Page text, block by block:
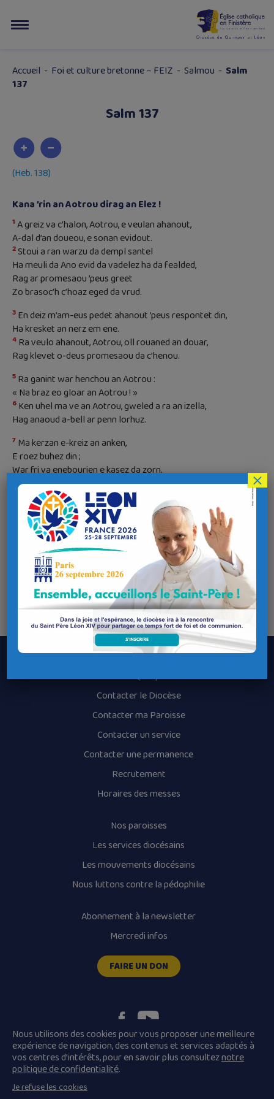
Accueil - Foi et culture bretonne – FEIZ - Salmou - Salm
137
Salm 137
(Heb. 138)
Kana ’rin an Aotrou dirag an Elez !
1 A greiz va c’halon, Aotrou, e veulan ahanout,
A-dal d’an doueou, e sonan evidout.
2Stoui a ran warzu da dempl santel
Ha meuli da Ano evid da vadelez ha da fealded,
Rag ar promesaou ’peus greet
Zo brasoc’h c’hoaz eged da vrud.
3 En deiz m’am-eus pedet ahanout ’peus respontet din,
Ha kresket an nerz em ene.
4 Ra veulo ahanout, Aotrou, oll rouaned an douar,
Rag klevet o-deus promesaou da c’henou.
5 Ra ganint war henchou an Aotrou :
« Na braz eo gloar an Aotrou ! »
6 Ken uhel ma ve an Aotrou, gweled a ra an izella,
Hag anaoud a-bell ar penn lorhuz.
7 Ma kerzan e-kreiz an anken,
E roez buhez din ;
War fri va enebourien e kasez da zorn,
Ha da Zehou a zaveta ahanon.
An Aotrou a ray pep tra evidon :
Aotrou, peurbaduz eo da vadelez !
Na zilez ket oberou da zaouarn.
Aotrou, pep tra ’peus greet evidon,
na zilez ket oberou da zaouarn.
« Ar poblou payan a gerzo ouz sklerijenn kêr zantel Doue
ha rouaned an douar a zegaso dezi o gloar. »(Disk. 21,24)
Le Diocèse de Quimper et Léon
Contacter le Diocèse
Contacter ma Paroisse
Contacter un service
Contacter une permanence
Recrutement
Horaires des messes
Nos paroisses
Les services diocésains
Les mouvements diocésains
Nous luttons contre la pédophilie
Abonnement à la newsletter
Mercredi infos
FAIRE UN DON
Plan du site
Mentions légales
Conditions Générales de Vente
×
Nous utilisons des cookies pour vous proposer une meilleure
expérience de navigation, des contenus et services adaptés à
vos centres d’intérêts, pour en savoir plus consulteznotre
politique de confidentialité.
Je refuse les cookies